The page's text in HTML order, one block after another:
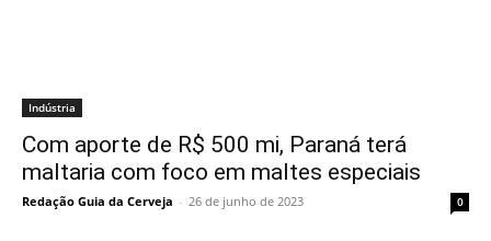
Indústria
Com aporte de R$ 500 mi, Paraná terá
maltaria com foco em maltes especiais
Redação Guia da Cerveja - 26 de junho de 2023 0